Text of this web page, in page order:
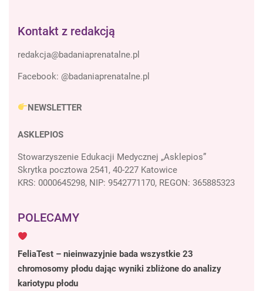
Kontakt z redakcją
Facebook: @badaniaprenatalne.pl
NEWSLETTER
ASKLEPIOS
Stowarzyszenie Edukacji Medycznej „Asklepios”
Skrytka pocztowa 2541, 40-227 Katowice
KRS: 0000645298, NIP: 9542771170, REGON: 365885323
POLECAMY
FeliaTest – nieinwazyjnie bada wszystkie 23
chromosomy płodu dając wyniki zbliżone do analizy
kariotypu płodu